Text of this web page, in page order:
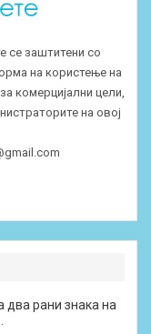
се заштитени со
на користење на
комерцијални цели,
на овој
два рани знака на